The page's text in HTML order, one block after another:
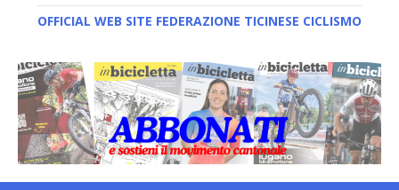
OFFICIAL WEB SITE FEDERAZIONE TICINESE CICLISMO